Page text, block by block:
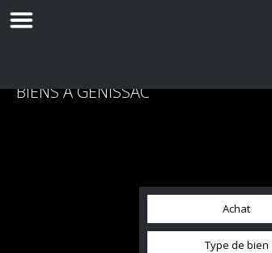
BIENS À GÉNISSAC
Achat
Type de bien